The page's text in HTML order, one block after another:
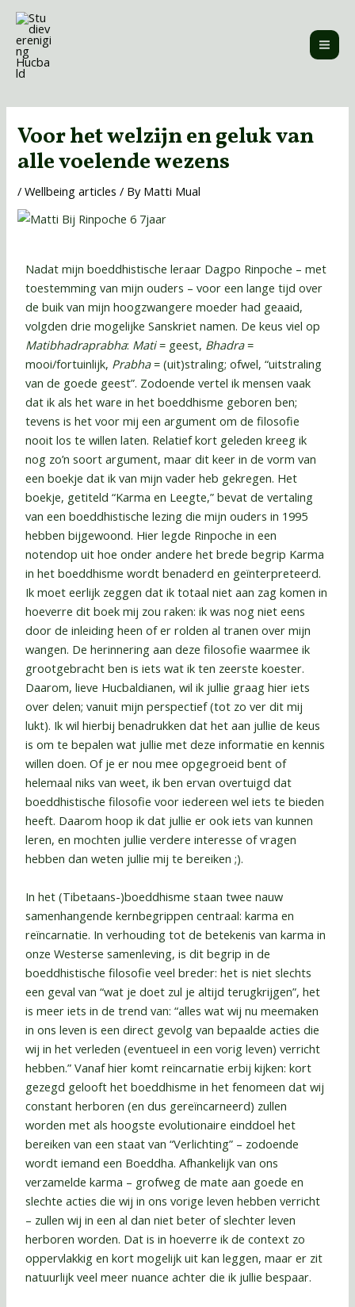
Skip
content
Voor het welzijn en geluk van
alle voelende wezens
/Wellbeing articles / By Matti Mual
Nadat mijn boeddhistische leraar Dagpo Rinpoche – met
toestemming van mijn ouders – voor een lange tijd over
de buik van mijn hoogzwangere moeder had geaaid,
volgden drie mogelijke Sanskriet namen. De keus viel op
Matibhadraprabha: Mati= geest, Bhadra=
mooi/fortuinlijk, Prabha= (uit)straling; ofwel, “uitstraling
van de goede geest”. Zodoende vertel ik mensen vaak
dat ik als het ware in het boeddhisme geboren ben;
tevens is het voor mij een argument om de filosofie
nooit los te willen laten. Relatief kort geleden kreeg ik
nog zo’n soort argument, maar dit keer in de vorm van
een boekje dat ik van mijn vader heb gekregen. Het
boekje, getiteld “Karma en Leegte,” bevat de vertaling
van een boeddhistische lezing die mijn ouders in 1995
hebben bijgewoond. Hier legde Rinpoche in een
notendop uit hoe onder andere het brede begrip Karma
in het boeddhisme wordt benaderd en geïnterpreteerd.
Ik moet eerlijk zeggen dat ik totaal niet aan zag komen in
hoeverre dit boek mij zou raken: ik was nog niet eens
door de inleiding heen of er rolden al tranen over mijn
wangen. De herinnering aan deze filosofie waarmee ik
grootgebracht ben is iets wat ik ten zeerste koester.
Daarom, lieve Hucbaldianen, wil ik jullie graag hier iets
over delen; vanuit mijn perspectief (tot zo ver dit mij
lukt). Ik wil hierbij benadrukken dat het aan jullie de keus
is om te bepalen wat jullie met deze informatie en kennis
willen doen. Of je er nou mee opgegroeid bent of
helemaal niks van weet, ik ben ervan overtuigd dat
boeddhistische filosofie voor iedereen wel iets te bieden
heeft. Daarom hoop ik dat jullie er ook iets van kunnen
leren, en mochten jullie verdere interesse of vragen
hebben dan weten jullie mij te bereiken ;).
In het (Tibetaans-)boeddhisme staan twee nauw
samenhangende kernbegrippen centraal: karma en
reïncarnatie. In verhouding tot de betekenis van karma in
onze Westerse samenleving, is dit begrip in de
boeddhistische filosofie veel breder: het is niet slechts
een geval van “wat je doet zul je altijd terugkrijgen”, het
is meer iets in de trend van: “alles wat wij nu meemaken
in ons leven is een direct gevolg van bepaalde acties die
wij in het verleden (eventueel in een vorig leven) verricht
hebben.” Vanaf hier komt reïncarnatie erbij kijken: kort
gezegd gelooft het boeddhisme in het fenomeen dat wij
constant herboren (en dus gereïncarneerd) zullen
worden met als hoogste evolutionaire einddoel het
bereiken van een staat van “Verlichting” – zodoende
wordt iemand een Boeddha. Afhankelijk van ons
verzamelde karma – grofweg de mate aan goede en
slechte acties die wij in ons vorige leven hebben verricht
– zullen wij in een al dan niet beter of slechter leven
herboren worden. Dat is in hoeverre ik de context zo
oppervlakkig en kort mogelijk uit kan leggen, maar er zit
natuurlijk veel meer nuance achter die ik jullie bespaar.